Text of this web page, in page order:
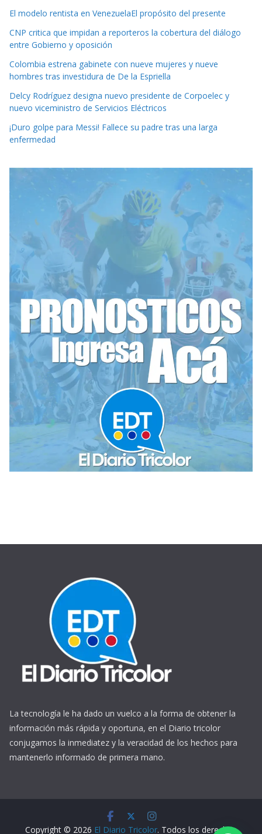
El modelo rentista en VenezuelaEl propósito del presente
CNP critica que impidan a reporteros la cobertura del diálogo
entre Gobierno y oposición
Colombia estrena gabinete con nueve mujeres y nueve
hombres tras investidura de De la Espriella
Delcy Rodríguez designa nuevo presidente de Corpoelec y
nuevo viceministro de Servicios Eléctricos
¡Duro golpe para Messi! Fallece su padre tras una larga
enfermedad
La tecnología le ha dado un vuelco a la forma de obtener la
información más rápida y oportuna, en el Diario tricolor
conjugamos la inmediatez y la veracidad de los hechos para
mantenerlo informado de primera mano.
Copyright © 2026 El Diario Tricolor. Todos los derechos